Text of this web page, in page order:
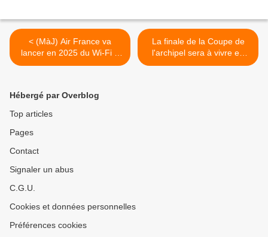
< (MàJ) Air France va
lancer en 2025 du Wi-Fi «
très haut débit » !
La finale de la Coupe de
l'archipel sera à vivre en
direct sur SPM La 1ère ! >
Hébergé par Overblog
Top articles
Pages
Contact
Signaler un abus
C.G.U.
Cookies et données personnelles
Préférences cookies